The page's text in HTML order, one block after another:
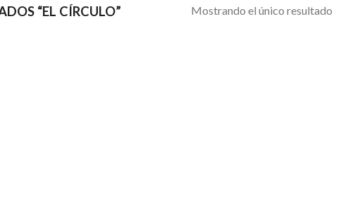
“EL CÍRCULO” Mostrando el único resultado